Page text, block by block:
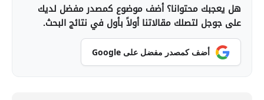
هل يعجبك محتوانا؟ أضف موضوع كمصدر مفضل لديك
على جوجل لتصلك مقالاتنا أولاً بأول في نتائج البحث.
أضف كمصدر مفضل على Google